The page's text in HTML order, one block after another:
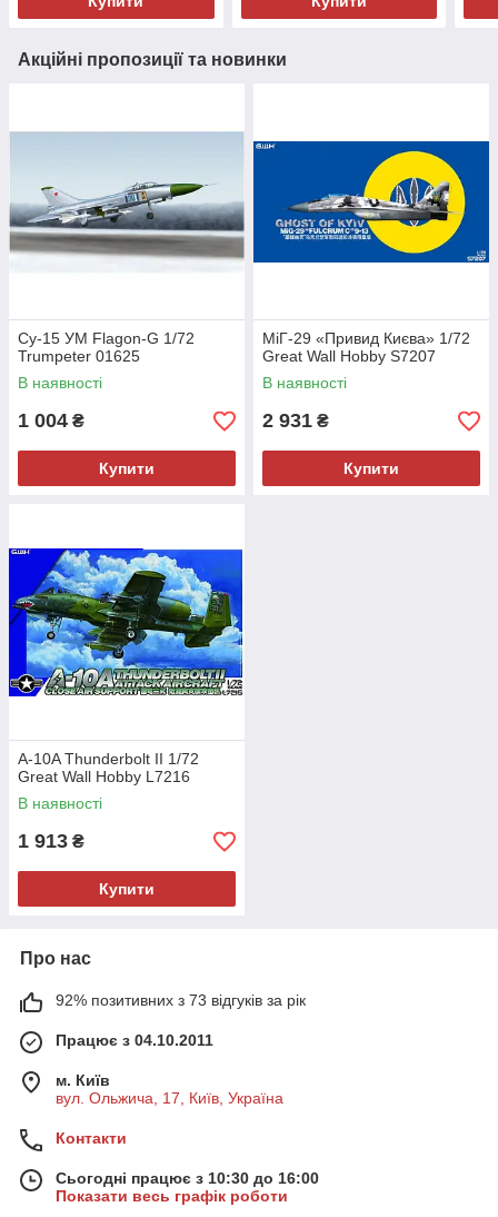
Акційні пропозиції та новинки
Су-15 УМ Flagon-G 1/72
Trumpeter 01625
В наявності
1 004 ₴
Купити
МіГ-29 «Привид Києва» 1/72
Great Wall Hobby S7207
В наявності
2 931 ₴
Купити
A-10A Thunderbolt II 1/72
Great Wall Hobby L7216
В наявності
1 913 ₴
Купити
Про нас
92% позитивних з 73 відгуків за рік
Працює з 04.10.2011
м. Київ
вул. Ольжича, 17, Київ, Україна
Контакти
Сьогодні працює з 10:30 до 16:00
Показати весь графік роботи